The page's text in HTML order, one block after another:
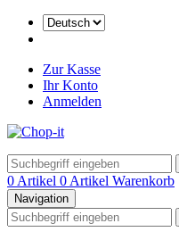
Zur Kasse
Ihr Konto
Anmelden
0 Artikel 0 Artikel Warenkorb
Navigation